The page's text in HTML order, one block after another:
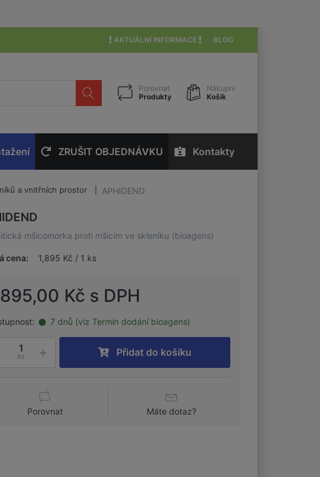
AKTUÁLNÍ INFORMACE BLOG
Porovnat
Produkty
Nákupní
Košík
ZRUŠIT OBJEDNÁVKU Kontakty
a vnitřních prostor APHIDEND
mšicomorka proti mšicím ve skleníku (bioagens)
cena: 1,895 Kč / 1 ks
Kč s DPH
7 dnů (viz Termín dodání bioagens)
ks Přidat do košíku
Porovnat Máte dotaz?